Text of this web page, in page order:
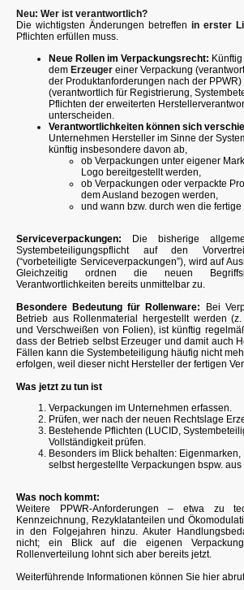
Neu: Wer ist verantwortlich?
Die wichtigsten Änderungen betreffen in erster
Pflichten erfüllen muss.
Neue Rollen im Verpackungsrecht:
dem Erzeuger einer Verpackung
der Produktanforderungen nach der
(verantwortlich für Registrierung,
Pflichten der erweiterten
unterscheiden.
Verantwortlichkeiten können sich
Unternehmen Hersteller im Sinne der
künftig insbesondere davon ab,
ob Verpackungen unter eigener
Logo bereitgestellt werden,
ob Verpackungen oder verpackte
dem Ausland bezogen werden,
und wann bzw. durch wen die fertige
Serviceverpackungen: Die bisherige
Systembeteiligungspflicht auf den
(“vorbeteiligte Serviceverpackungen”), wird auf
Gleichzeitig ordnen die neuen
Verantwortlichkeiten bereits unmittelbar zu.
Besondere Bedeutung für Rollenware: Bei
Betrieb aus Rollenmaterial hergestellt werden
und Verschweißen von Folien), ist künftig
dass der Betrieb selbst Erzeuger und damit auch
Fällen kann die Systembeteiligung häufig nicht
erfolgen, weil dieser nicht Hersteller der fertigen
Was jetzt zu tun ist
Verpackungen im Unternehmen erfassen.
Prüfen, wer nach der neuen Rechtslage
Bestehende Pflichten (LUCID,
Vollständigkeit prüfen.
Besonders im Blick behalten: Eigenmarken,
selbst hergestellte Verpackungen bspw.
Was noch kommt:
Weitere PPWR-Anforderungen – etwa zu
Kennzeichnung, Rezyklatanteilen und
in den Folgejahren hinzu. Akuter
nicht; ein Blick auf die eigenen
Rollenverteilung lohnt sich aber bereits jetzt.
Weiterführende Informationen können Sie hier